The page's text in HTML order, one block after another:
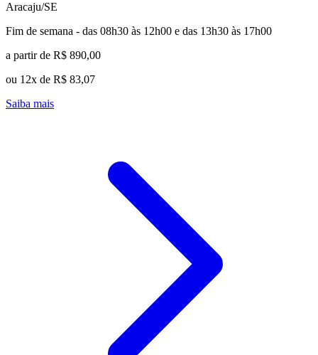
Aracaju/SE
Fim de semana - das 08h30 às 12h00 e das 13h30 às 17h00
a partir de R$ 890,00
ou 12x de R$ 83,07
Saiba mais